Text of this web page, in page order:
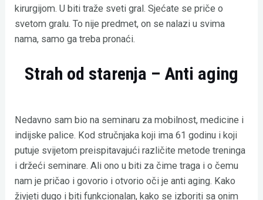
kirurgijom. U biti traže sveti gral. Sjećate se priče o
svetom gralu. To nije predmet, on se nalazi u svima
nama, samo ga treba pronaći.
Strah od starenja – Anti aging
Nedavno sam bio na seminaru za mobilnost, medicine i
indijske palice. Kod stručnjaka koji ima 61 godinu i koji
putuje svijetom preispitavajući različite metode treninga
i držeći seminare. Ali ono u biti za čime traga i o čemu
nam je pričao i govorio i otvorio oči je anti aging. Kako
živjeti dugo i biti funkcionalan, kako se izboriti sa onim